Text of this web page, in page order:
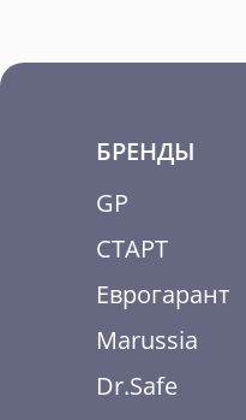
БРЕНДЫ
GP
СТАРТ
Еврогарант
Marussia
Dr.Safe